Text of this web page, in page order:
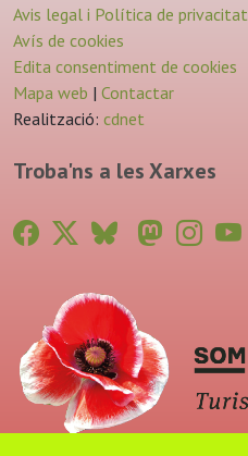
Avis legal i Política de privacitat
Avís de cookies
Edita consentiment de cookies
Mapa web | Contactar
Realització: cdnet
Troba'ns a les Xarxes